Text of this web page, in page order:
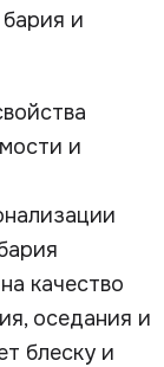
и
и
качество
оседания и
блеску и